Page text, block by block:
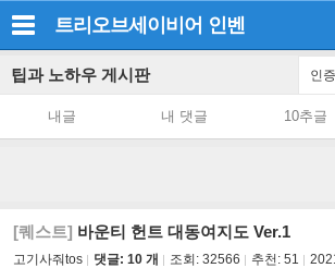
트리오브세이비어 인벤
팁과 노하우 게시판 인
내글 내 댓글 10추글
[퀘스트] 바운티 헌트 대동여지도 Ver.1
고기사줘tos 댓글: 10 개 조회: 32566 추천: 51